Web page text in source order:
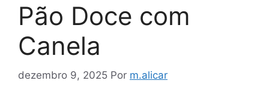
Pão Doce com
Canela
dezembro 9, 2025 Por m.alicar